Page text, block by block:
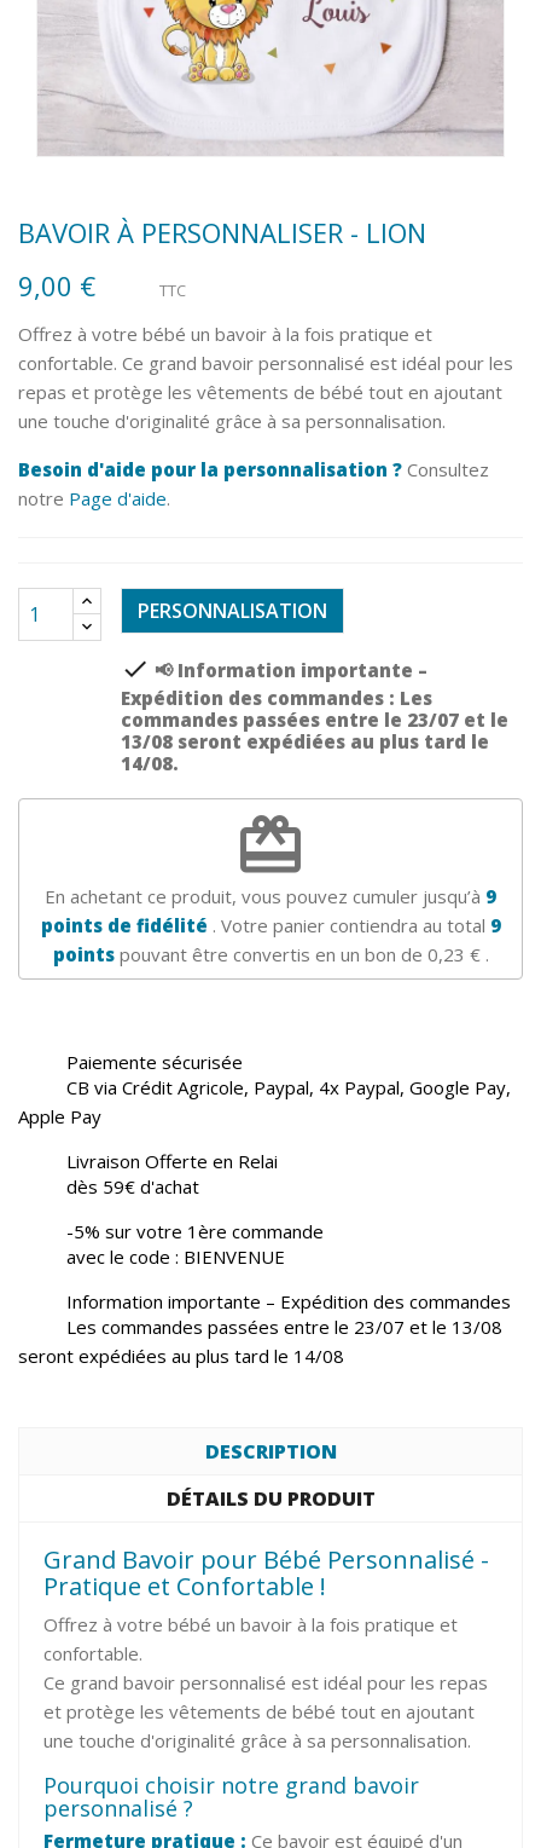
BAVOIR À PERSONNALISER - LION
9,00 €
TTC
Offrez à votre bébé un bavoir à la fois pratique et
confortable. Ce grand bavoir personnalisé est idéal pour les
repas et protège les vêtements de bébé tout en ajoutant
une touche d'originalité grâce à sa personnalisation.
Besoin d'aide pour la personnalisation ? Consultez
notre Page d'aide.
PERSONNALISATION
check 📢 Information importante –
Expédition des commandes : Les
commandes passées entre le 23/07 et le
13/08 seront expédiées au plus tard le
14/08.
redeem
En achetant ce produit, vous pouvez cumuler jusqu’à 9
points de fidélité . Votre panier contiendra au total 9
pointspouvant être convertis en un bon de 0,23 €.
Paiemente sécurisée
CB via Crédit Agricole, Paypal, 4x Paypal, Google Pay,
Apple Pay
Livraison Offerte en Relai
dès 59€ d'achat
-5% sur votre 1ère commande
avec le code : BIENVENUE
Information importante – Expédition des commandes
Les commandes passées entre le 23/07 et le 13/08
seront expédiées au plus tard le 14/08
DESCRIPTION
DÉTAILS DU PRODUIT
Grand Bavoir pour Bébé Personnalisé -
Pratique et Confortable !
Offrez à votre bébé un bavoir à la fois pratique et
confortable.
Ce grand bavoir personnalisé est idéal pour les repas
et protège les vêtements de bébé tout en ajoutant
une touche d'originalité grâce à sa personnalisation.
Pourquoi choisir notre grand bavoir
personnalisé ?
Fermeture pratique : Ce bavoir est équipé d'un